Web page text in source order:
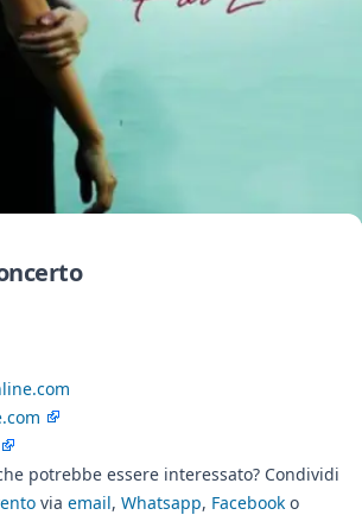
potrebbe essere interessato? Condividi
via email, Whatsapp, Facebook o